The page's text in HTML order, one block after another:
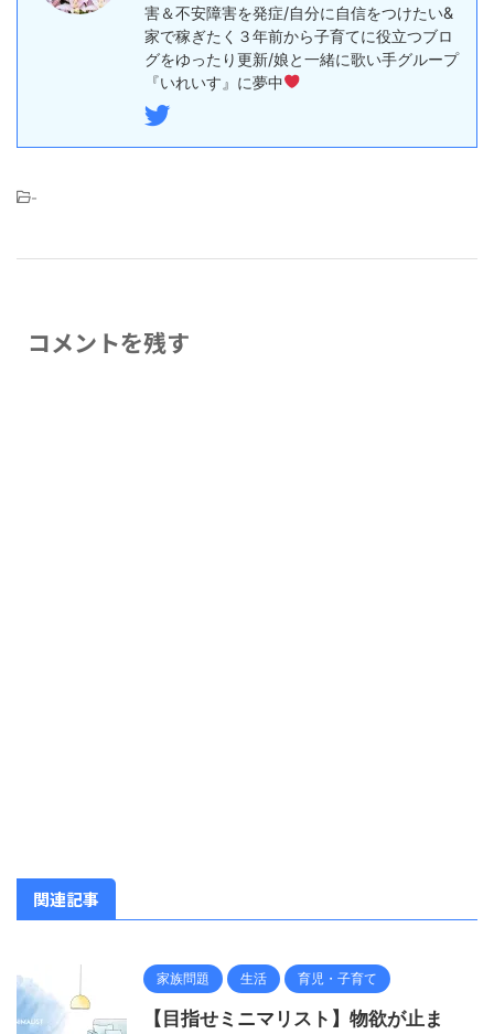
害＆不安障害を発症/自分に自信をつけたい&
家で稼ぎたく３年前から子育てに役立つブロ
グをゆったり更新/娘と一緒に歌い手グループ
『いれいす』に夢中
-
コメントを残す
関連記事
家族問題 生活 育児・子育て
【目指せミニマリスト】物欲が止ま